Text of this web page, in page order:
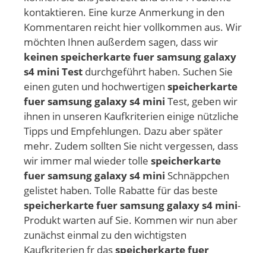
kontaktieren. Eine kurze Anmerkung in den
Kommentaren reicht hier vollkommen aus. Wir
möchten Ihnen außerdem sagen, dass wir
keinen speicherkarte fuer samsung galaxy
s4 mini Test durchgeführt haben. Suchen Sie
einen guten und hochwertigen speicherkarte
fuer samsung galaxy s4 mini Test, geben wir
ihnen in unseren Kaufkriterien einige nützliche
Tipps und Empfehlungen. Dazu aber später
mehr. Zudem sollten Sie nicht vergessen, dass
wir immer mal wieder tolle speicherkarte
fuer samsung galaxy s4 mini Schnäppchen
gelistet haben. Tolle Rabatte für das beste
speicherkarte fuer samsung galaxy s4 mini-
Produkt warten auf Sie. Kommen wir nun aber
zunächst einmal zu den wichtigsten
Kaufkriterien fr dasspeicherkarte fuer